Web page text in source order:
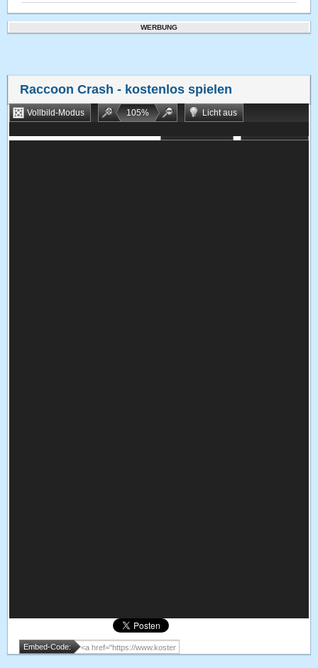
WERBUNG
Raccoon Crash - kostenlos spielen
Vollbild-Modus 105%
Licht aus
Embed-Code: